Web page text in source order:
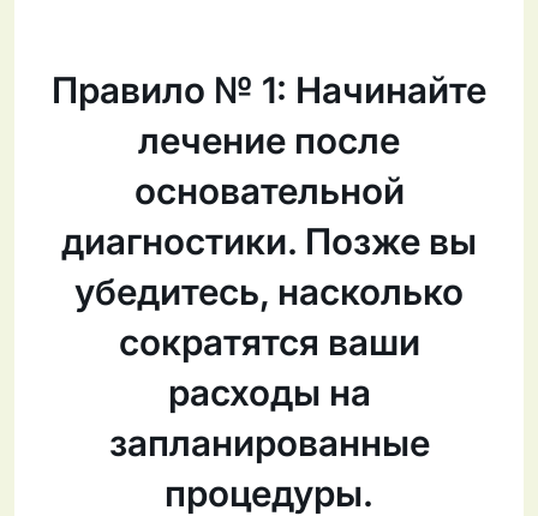
Правило № 1: Начинайте
лечение после
основательной
диагностики. Позже вы
убедитесь, насколько
сократятся ваши
расходы на
запланированные
процедуры.